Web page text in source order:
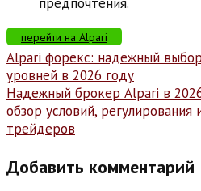
перейти на Alpari
Навигация
по
записям
Alpari форекс: надежный
уровней в 2026 году
Надежный брокер Alpari в
обзор условий,
трейдеров
Добавить комментарий